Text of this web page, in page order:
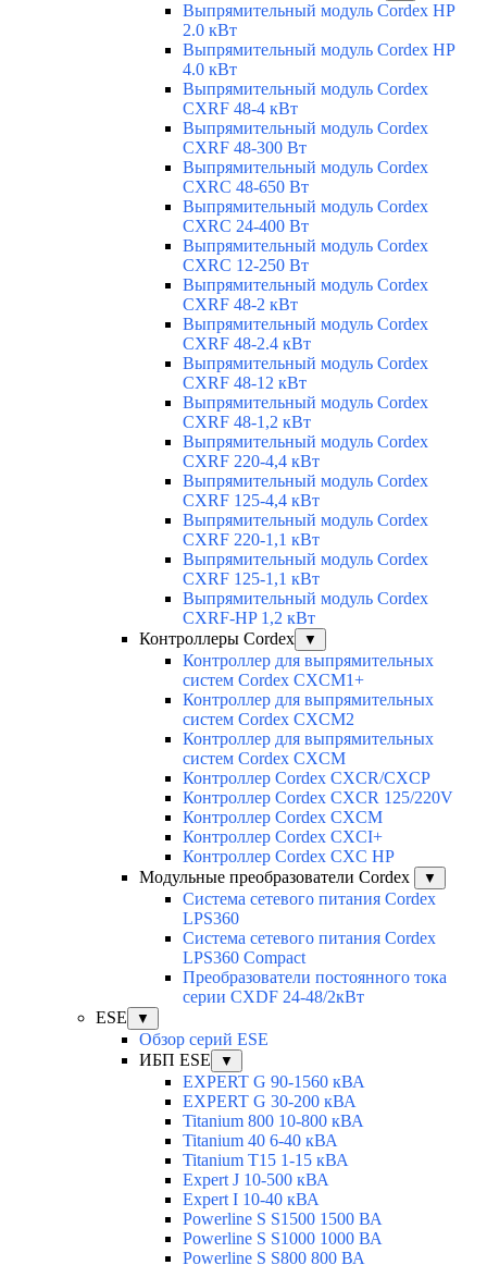
Выпрямительный модуль Cordex HP
2.0 кВт
Выпрямительный модуль Cordex HP
4.0 кВт
Выпрямительный модуль Cordex
CXRF 48-4 кВт
Выпрямительный модуль Cordex
CXRF 48-300 Вт
Выпрямительный модуль Cordex
CXRС 48-650 Вт
Выпрямительный модуль Cordex
CXRС 24-400 Вт
Выпрямительный модуль Cordex
CXRС 12-250 Вт
Выпрямительный модуль Cordex
CXRF 48-2 кВт
Выпрямительный модуль Cordex
CXRF 48-2.4 кВт
Выпрямительный модуль Cordex
CXRF 48-12 кВт
Выпрямительный модуль Cordex
CXRF 48-1,2 кВт
Выпрямительный модуль Cordex
CXRF 220-4,4 кВт
Выпрямительный модуль Cordex
CXRF 125-4,4 кВт
Выпрямительный модуль Cordex
CXRF 220-1,1 кВт
Выпрямительный модуль Cordex
CXRF 125-1,1 кВт
Выпрямительный модуль Cordex
CXRF-HP 1,2 кВт
Контроллеры Cordex
▼
Контроллер для выпрямительных
систем Cordex CXCM1+
Контроллер для выпрямительных
систем Cordex CXCM2
Контроллер для выпрямительных
систем Cordex CXCM
Контроллер Cordex CXCR/CXCP
Контроллер Cordex CXCR 125/220V
Контроллер Cordex CXCM
Контроллер Cordex CXCI+
Контроллер Cordex CXC HP
Модульные преобразователи Cordex
▼
Система сетевого питания Cordex
LPS360
Система сетевого питания Cordex
LPS360 Compact
Преобразователи постоянного тока
серии CXDF 24-48/2кВт
ESE
▼
Обзор серий ESE
ИБП ESE
▼
EXPERT G 90-1560 кВА
EXPERT G 30-200 кВА
Titanium 800 10-800 кВА
Titanium 40 6-40 кВА
Titanium T15 1-15 кВА
Expert J 10-500 кВА
Expert I 10-40 кВА
Powerline S S1500 1500 ВА
Powerline S S1000 1000 ВА
Powerline S S800 800 ВА